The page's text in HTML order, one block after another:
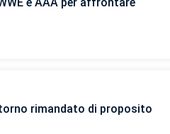
rimandato di proposito